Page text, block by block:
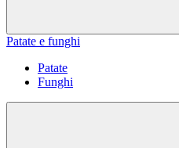
Patate e funghi
Patate
Funghi